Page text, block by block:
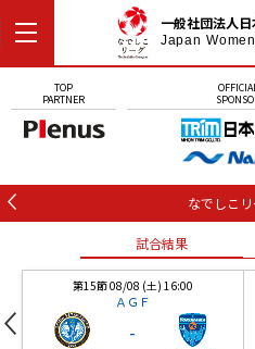
一般社団法人
Japan
TOP
PARTNER
なでしこ
試合結果
第15節 08/08 (土) 16:00
ＡＧＦ
-